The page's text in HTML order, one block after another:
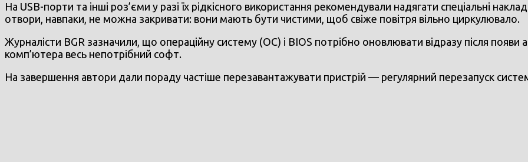
На USB-порти та інші роз’єми у разі їх рідкісного використання рекомендували надягати спеціальні
отвори, навпаки, не можна закривати: вони мають бути чистими, щоб свіже повітря вільно циркулювало.
Журналісти BGR зазначили, що операційну систему (ОС) і BIOS потрібно оновлювати відразу після
комп’ютера весь непотрібний софт.
На завершення автори дали пораду частіше перезавантажувати пристрій — регулярний перезапуск